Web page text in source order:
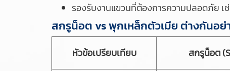
รองรับงานแขวนที่ต้องการความปลอดภัย เ
สกรูน็อต vs พุกเหล็กตัวเมีย ต่างกันอย่
หัวข้อเปรียบเทียบ สกรูน็อต